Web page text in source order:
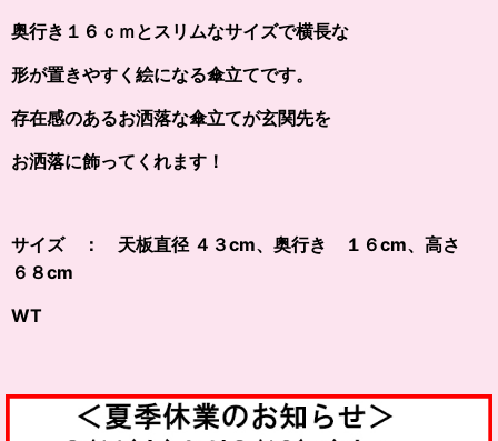
奥行き１６ｃｍとスリムなサイズで横長な
形が置きやすく絵になる傘立てです。
存在感のあるお洒落な傘立てが玄関先を
お洒落に飾ってくれます！
サイズ ： 天板直径 ４３cm、奥行き １６cm、高さ
６８cm
WT